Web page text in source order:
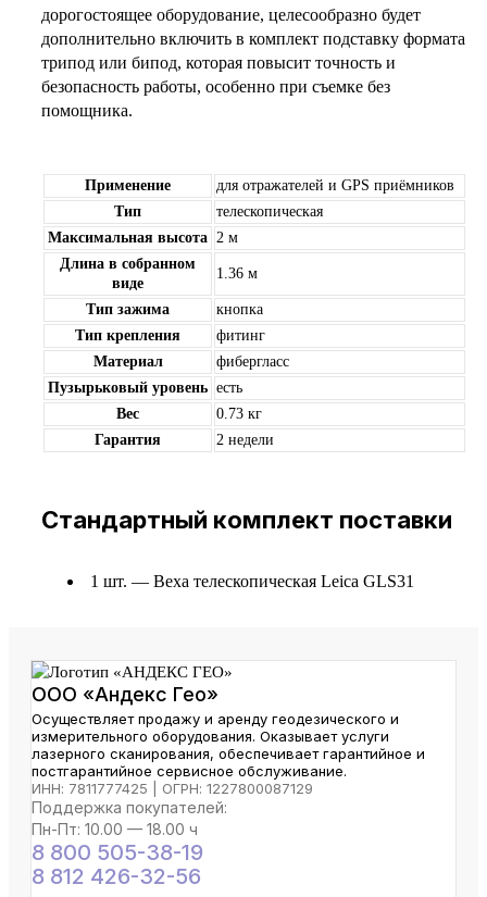
дорогостоящее оборудование, целесообразно будет
дополнительно включить в комплект подставку формата
трипод или бипод, которая повысит точность и
безопасность работы, особенно при съемке без
помощника.
Применение
для отражателей и GPS приёмников
Тип
телескопическая
Максимальная высота 2 м
Длина в собранном
виде
1.36 м
Тип зажима
кнопка
Тип крепления
фитинг
Материал
фибергласс
Пузырьковый уровень есть
Вес
0.73 кг
Гарантия
2 недели
Стандартный комплект поставки
1 шт. — Веха телескопическая Leica GLS31
ООО «Андекс Гео»
Осуществляет продажу и аренду геодезического и
измерительного оборудования. Оказывает услуги
лазерного сканирования, обеспечивает гарантийное и
постгарантийное сервисное обслуживание.
ИНН: 7811777425 | ОГРН: 1227800087129
Поддержка покупателей:
Пн-Пт: 10.00 — 18.00 ч
8 800 505-38-19
8 812 426-32-56